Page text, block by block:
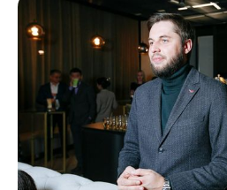
бережно расходует воду -
используется специальная
фильтрации. Роботы
функционировать сообща, в